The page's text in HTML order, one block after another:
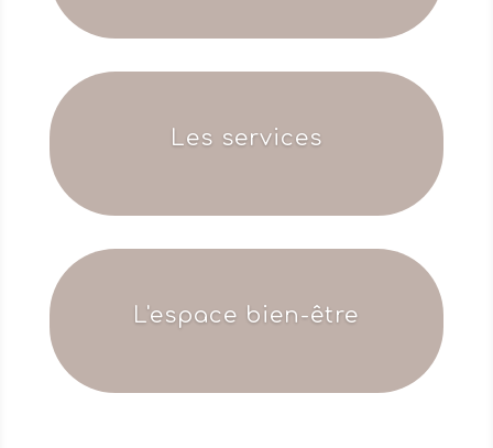
Les services
L'espace bien-être